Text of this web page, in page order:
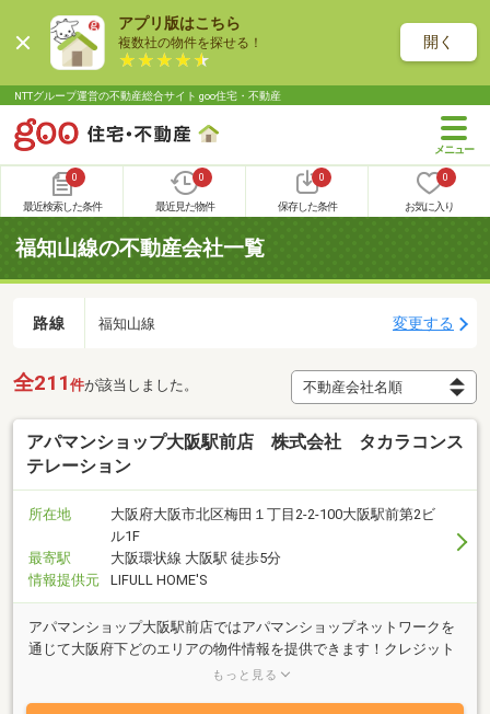
アプリ版はこちら
複数社の物件を探せる！ 開く
NTTグループ運営の不動産総合サイト goo住宅・不動産
0
最近検索した条件
0
最近見た物件
0
保存した条件
0
お気に入り
福知山線の不動産会社一覧
路線 福知山線 変更する
全211 件が該当しました。
アパマンショップ大阪駅前店 株式会社 タカラコンス
テレーション
所在地
大阪府大阪市北区梅田１丁目2-2-100大阪駅前第2ビ
ル1F
最寄駅
大阪環状線 大阪駅 徒歩5分
情報提供元
LIFULL HOME'S
アパマンショップ大阪駅前店ではアパマンショップネットワークを
通じて大阪府下どのエリアの物件情報を提供できます！クレジット
決済も可能！また当店では来店不要のＩＴ接客も実施しておりま
もっと見る